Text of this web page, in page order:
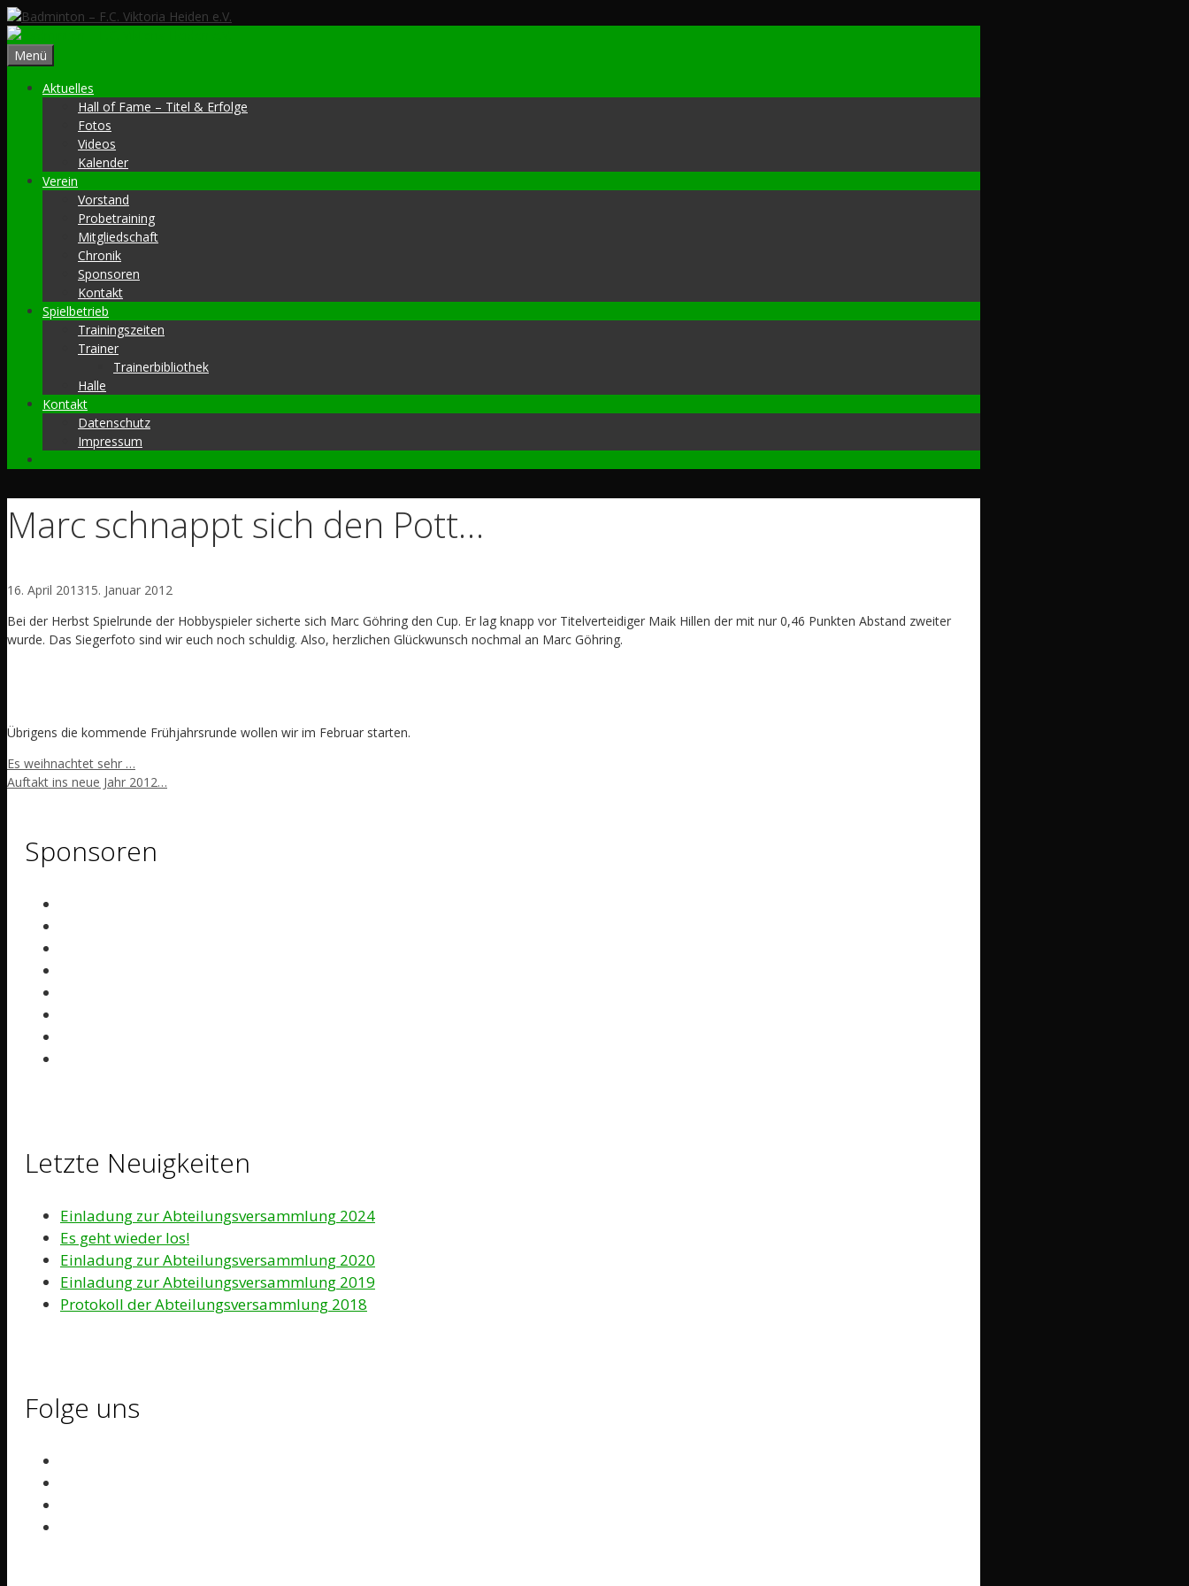
Zum
Inhalt
springen
Menü
Aktuelles
Hall of Fame – Titel & Erfolge
Fotos
Videos
Kalender
Verein
Vorstand
Probetraining
Mitgliedschaft
Chronik
Sponsoren
Kontakt
Spielbetrieb
Trainingszeiten
Trainer
Trainerbibliothek
Halle
Kontakt
Datenschutz
Impressum
Marc schnappt sich den Pott…
16. April 201315. Januar 2012
Bei der Herbst Spielrunde der Hobbyspieler sicherte sich Marc Göhring den Cup. Er lag knapp vor Titelverteidiger Maik Hillen der mit nur 0,46 Punkten Abstand zweiter
wurde. Das Siegerfoto sind wir euch noch schuldig. Also, herzlichen Glückwunsch nochmal an Marc Göhring.
Übrigens die kommende Frühjahrsrunde wollen wir im Februar starten.
Es weihnachtet sehr …
Auftakt ins neue Jahr 2012…
Sponsoren
Letzte Neuigkeiten
Einladung zur Abteilungsversammlung 2024
Es geht wieder los!
Einladung zur Abteilungsversammlung 2020
Einladung zur Abteilungsversammlung 2019
Protokoll der Abteilungsversammlung 2018
Folge uns